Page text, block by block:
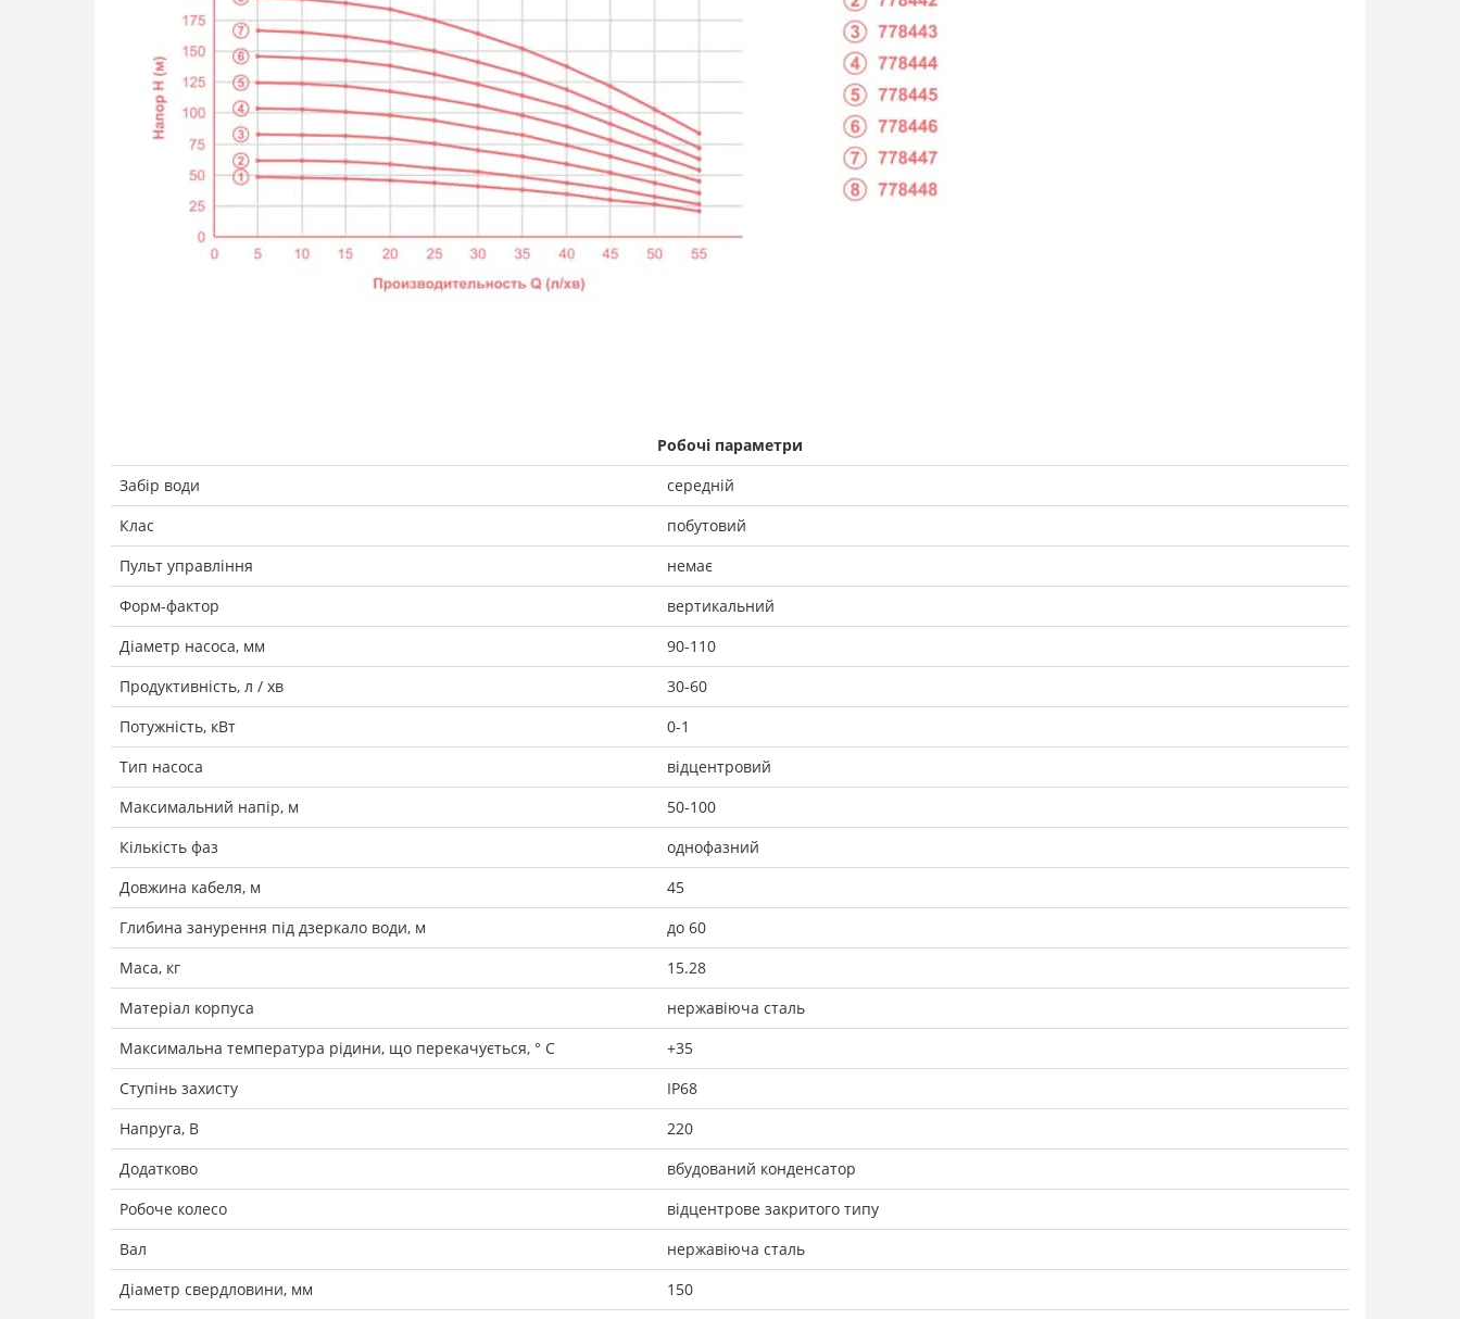
Робочі параметри
Забір води
середній
Клас
побутовий
Пульт управління
немає
Форм-фактор
вертикальний
Діаметр насоса, мм
90-110
Продуктивність, л / хв
30-60
Потужність, кВт
0-1
Тип насоса
відцентровий
Максимальний напір, м
50-100
Кількість фаз
однофазний
Довжина кабеля, м
45
Глибина занурення під дзеркало води, м
до 60
Маса, кг
15.28
Матеріал корпуса
нержавіюча сталь
Максимальна температура рідини, що перекачується, ° C
+35
Ступінь захисту
IP68
Напруга, В
220
Додатково
вбудований конденсатор
Робоче колесо
відцентрове закритого типу
Вал
нержавіюча сталь
Діаметр свердловини, мм
150